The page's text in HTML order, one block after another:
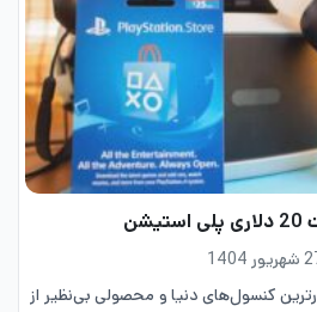
1404
کنسول‌های دنیا و محصولی بی‌نظیر از